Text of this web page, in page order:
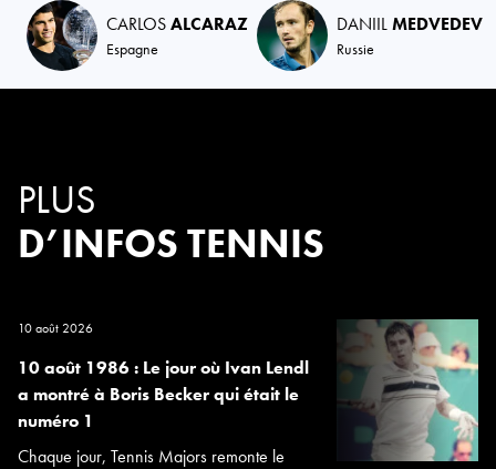
CARLOSALCARAZ
Espagne
DANIILMEDVEDEV
Russie
PLUS
D’INFOS TENNIS
10 août 2026
10 août 1986 : Le jour où Ivan Lendl
a montré à Boris Becker qui était le
numéro 1
Chaque jour, Tennis Majors remonte le